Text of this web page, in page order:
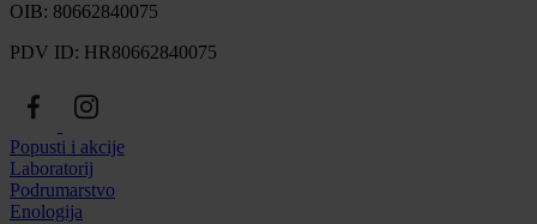
OIB: 80662840075
PDV ID: HR80662840075
Popusti i akcije
Laboratorij
Podrumarstvo
Enologija